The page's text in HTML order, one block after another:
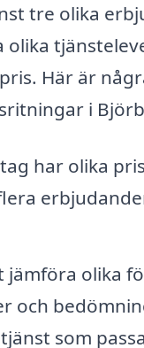
tre olika
Här är
i
har olika
jämföra olika
och
som